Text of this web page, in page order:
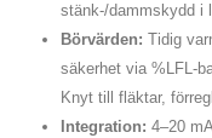
stänk-/dammskydd i
Börvärden: Tidig
säkerhet via %LFL-
Knyt till fläktar,
Integration: 4–20